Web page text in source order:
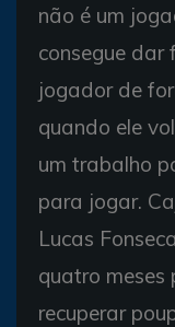
não é um
consegue dar
jogador de
quando ele
um trabalho
para jogar.
Lucas
quatro meses
recuperar